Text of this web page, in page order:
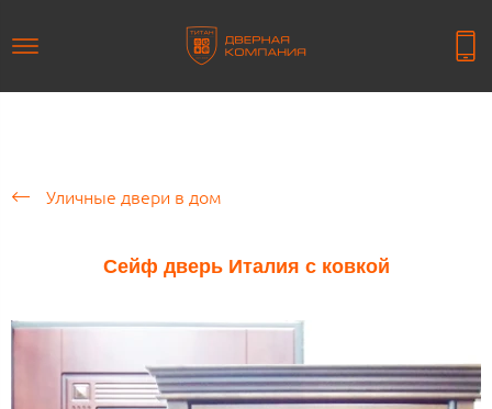
Уличные двери в дом
Сейф дверь Италия с ковкой